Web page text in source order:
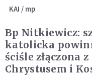
KAI / mp
Bp Nitkiewicz:
katolicka
ściśle złączona z
Chrystusem i